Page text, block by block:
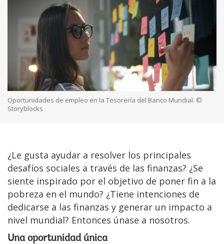
Oportunidades de empleo en la Tesorería del Banco Mundial. ©
Storyblocks
¿Le gusta ayudar a resolver los principales
desafíos sociales a través de las finanzas? ¿Se
siente inspirado por el objetivo de poner fin a la
pobreza en el mundo? ¿Tiene intenciones de
dedicarse a las finanzas y generar un impacto a
nivel mundial? Entonces únase a nosotros.
Una oportunidad única